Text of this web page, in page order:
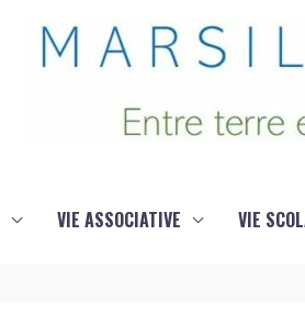
VIE ASSOCIATIVE VIE